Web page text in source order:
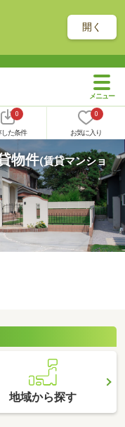
開く
0
した条件
0
お気に入り
物件(賃貸マンショ
地域から探す